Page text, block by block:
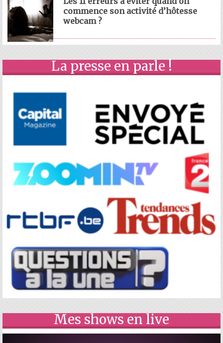
commence son activité d’hôtesse
webcam ?
La presse en parle !
Mes shows en live